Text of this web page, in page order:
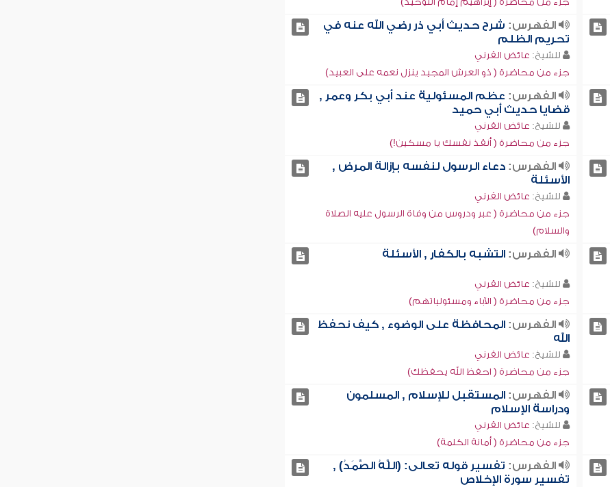
الفهرس: شرح حديث أبي ذر رضي الله عنه في
تحريم الظلم
للشيخ: عائض القرني
جزء من محاضرة ( ذو العرش المجيد ينزل نعمه على العبيد)
الفهرس: عظم المسئولية عند أبي بكر وعمر ,
قضايا حديث أبي حميد
للشيخ: عائض القرني
جزء من محاضرة ( أنقذ نفسك يا مسكين!)
الفهرس: دعاء الرسول لنفسه بإزالة المرض ,
الأسئلة
للشيخ: عائض القرني
جزء من محاضرة ( عبر ودروس من وفاة الرسول عليه الصلاة
والسلام)
الفهرس: التشبه بالكفار , الأسئلة
للشيخ: عائض القرني
جزء من محاضرة ( الآباء ومسئولياتهم)
الفهرس: المحافظة على الوضوء , كيف نحفظ
الله
للشيخ: عائض القرني
جزء من محاضرة ( احفظ الله يحفظك)
الفهرس: المستقبل للإسلام , المسلمون
ودراسة الإسلام
للشيخ: عائض القرني
جزء من محاضرة ( أمانة الكلمة)
الفهرس: تفسير قوله تعالى: (اللَّهُ الصَّمَدُ) ,
تفسير سورة الإخلاص